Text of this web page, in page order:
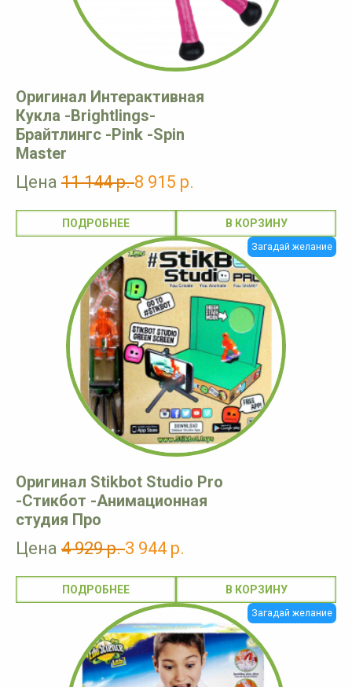
Оригинал Интерактивная
Кукла -Brightlings-
Брайтлингс -Pink -Spin
Master
Цена 11 144 р.8 915 р.
ПОДРОБНЕЕ
Загадай желание
Оригинал Stikbot Studio Pro
-Стикбот -Анимационная
студия Про
Цена 4 929 р.3 944 р.
ПОДРОБНЕЕ
Загадай желание